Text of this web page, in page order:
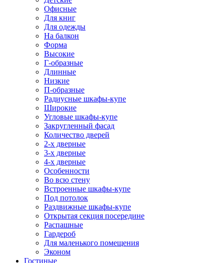
Офисные
Для книг
Для одежды
На балкон
Форма
Высокие
Г-образные
Длинные
Низкие
П-образные
Радиусные шкафы-купе
Широкие
Угловые шкафы-купе
Закругленный фасад
Количество дверей
2-х дверные
3-х дверные
4-х дверные
Особенности
Во всю стену
Встроенные шкафы-купе
Под потолок
Раздвижные шкафы-купе
Открытая секция посередине
Распашные
Гардероб
Для маленького помещения
Эконом
Гостиные